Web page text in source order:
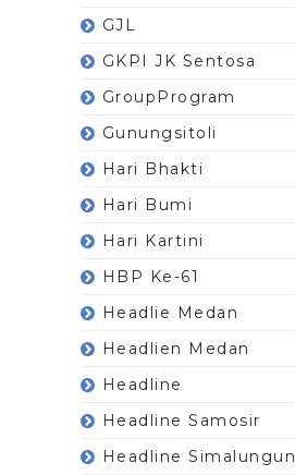
GJL
GKPI JK Sentosa
GroupProgram
Gunungsitoli
Hari Bhakti
Hari Bumi
Hari Kartini
HBP Ke-61
Headlie Medan
Headlien Medan
Headline
Headline Samosir
Headline Simalungun